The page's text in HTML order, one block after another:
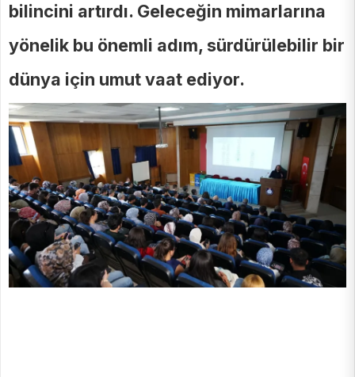
bilincini artırdı. Geleceğin mimarlarına
yönelik bu önemli adım, sürdürülebilir bir
dünya için umut vaat ediyor.